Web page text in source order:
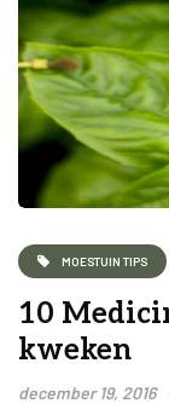
MOESTUIN TIPS
10
kweken
december 19, 2016